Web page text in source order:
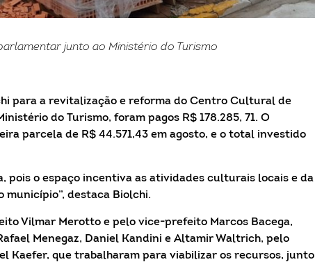
junto ao Ministério do Turismo
para a revitalização e reforma do Centro Cultural de
do Turismo, foram pagos R$ 178.285, 71. O
parcela de R$ 44.571,43 em agosto, e o total investido
pois o espaço incentiva as atividades culturais locais e da
destaca Biolchi.
Vilmar Merotto e pelo vice-prefeito Marcos Bacega,
Menegaz, Daniel Kandini e Altamir Waltrich, pelo
Kaefer, que trabalharam para viabilizar os recursos, junto